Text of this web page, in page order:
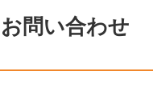
お問い合わせ